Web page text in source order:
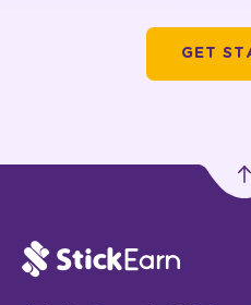
GET